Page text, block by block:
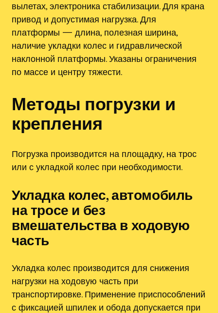
вылетах, электроника стабилизации. Для крана
привод и допустимая нагрузка. Для
платформы — длина, полезная ширина,
наличие укладки колес и гидравлической
наклонной платформы. Указаны ограничения
по массе и центру тяжести.
Методы погрузки и
крепления
Погрузка производится на площадку, на трос
или с укладкой колес при необходимости.
Укладка колес, автомобиль
на тросе и без
вмешательства в ходовую
часть
Укладка колес производится для снижения
нагрузки на ходовую часть при
транспортировке. Применение приспособлений
с фиксацией шпилек и обода допускается при